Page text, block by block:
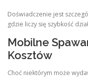
Doświadczenie jest
gdzie liczy się szybkość
Mobilne
Kosztów
Choć niektórym może